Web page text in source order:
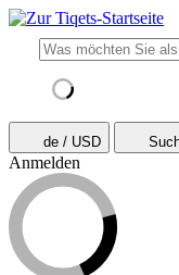
de / USD
Anmelden